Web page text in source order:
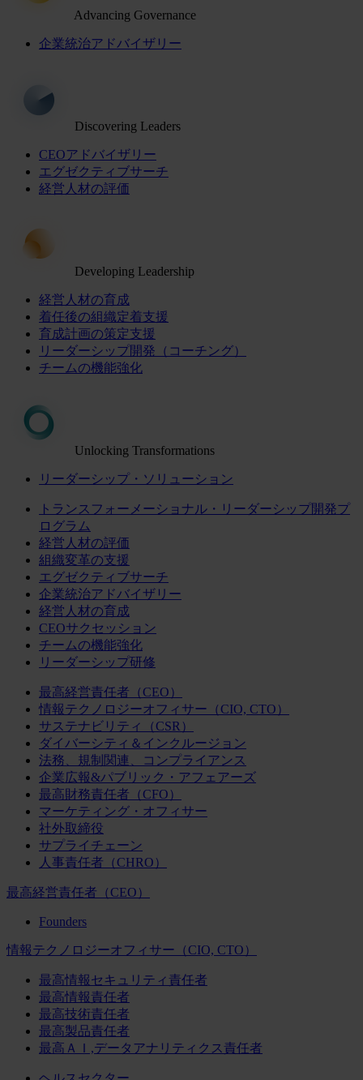
Advancing Governance
企業統治アドバイザリー
Discovering Leaders
CEOアドバイザリー
エグゼクティブサーチ
経営人材の評価
Developing Leadership
経営人材の育成
着任後の組織定着支援
育成計画の策定支援
リーダーシップ開発（コーチング）
チームの機能強化
Unlocking Transformations
リーダーシップ・ソリューション
トランスフォーメーショナル・リーダーシップ開発プ
ログラム
経営人材の評価
組織変革の支援
エグゼクティブサーチ
企業統治アドバイザリー
経営人材の育成
CEOサクセッション
チームの機能強化
リーダーシップ研修
最高経営責任者（CEO）
情報テクノロジーオフィサー（CIO, CTO）
サステナビリティ（CSR）
ダイバーシティ＆インクルージョン
法務、規制関連、コンプライアンス
企業広報&パブリック・アフェアーズ
最高財務責任者（CFO）
マーケティング・オフィサー
社外取締役
サプライチェーン
人事責任者（CHRO）
最高経営責任者（CEO）
Founders
情報テクノロジーオフィサー（CIO, CTO）
最高情報セキュリティ責任者
最高情報責任者
最高技術責任者
最高製品責任者
最高ＡＩ,データアナリティクス責任者